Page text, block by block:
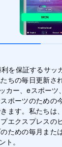
を保証するサッ
ちの毎日更新さ
カー、eスポー
ポーツのための
ます。私たちは
エクスプレスの
ための毎月また
ト。